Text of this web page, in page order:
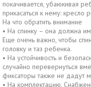
покачивается, убаюкивая
прикасаться к нему: кресло
На что обратить внимание
• На спинку – она должна
Еще очень важно, чтобы
головку и таз ребенка.
• На устойчивость и
случайно перевернуться
фиксаторы также не дадут
• На комплектацию.